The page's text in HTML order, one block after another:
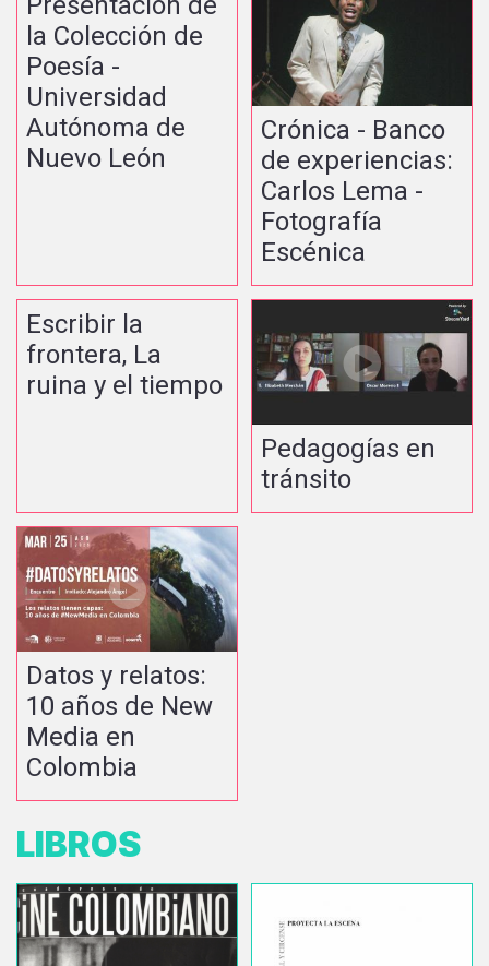
la Colección de
Poesía -
Universidad
Autónoma de
Nuevo León
Crónica - Banco
de experiencias:
Carlos Lema -
Fotografía
Escénica
Escribir la
frontera, La
ruina y el tiempo
Pedagogías en
tránsito
Datos y relatos:
10 años de New
Media en
Colombia
LIBROS